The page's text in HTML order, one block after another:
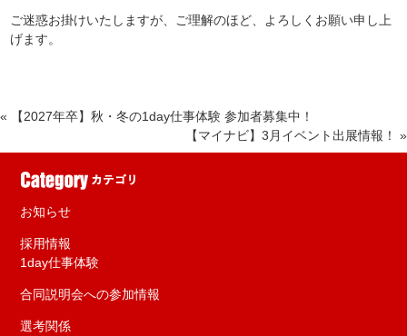
ご迷惑お掛けいたしますが、ご理解のほど、よろしくお願い申し上
げます。
«
【2027年卒】秋・冬の1day仕事体験 参加者募集中！
【マイナビ】3月イベント出展情報！
»
お知らせ
採用情報
1day仕事体験
合同説明会への参加情報
選考関係